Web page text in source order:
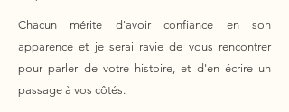
Chacun mérite d'avoir confiance en son
apparence et je serai ravie de vous rencontrer
pour parler de votre histoire, et d'en écrire un
passage à vos côtés.